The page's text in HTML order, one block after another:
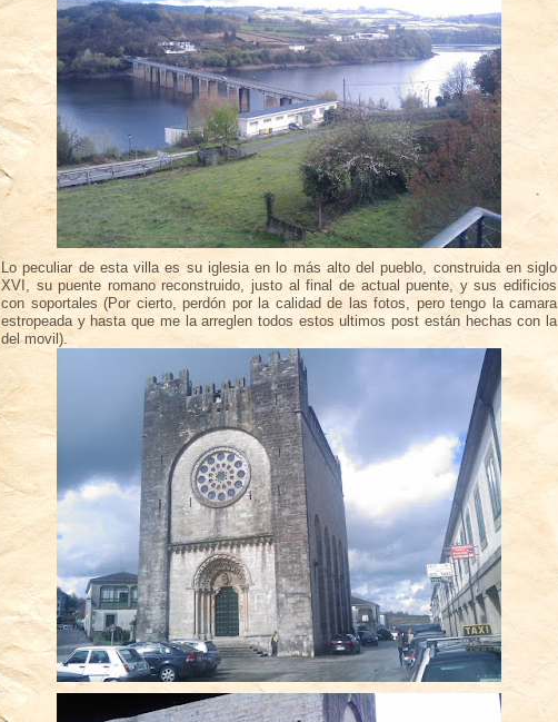
Lo peculiar de esta villa es su iglesia en lo más alto del pueblo, construida en siglo
XVI , su puente romano reconstruido, justo al final de actual puente, y sus edificios
con soportales (Por cierto, perdón por la calidad de las fotos, pero tengo la camara
estropeada y hasta que me la arreglen todos estos ultimos post están hechas con la
del movil).